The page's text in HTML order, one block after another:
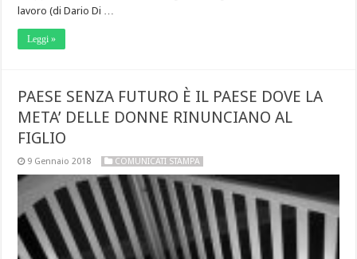
lavoro (di Dario Di …
Leggi »
PAESE SENZA FUTURO È IL PAESE DOVE LA
META’ DELLE DONNE RINUNCIANO AL
FIGLIO
9 Gennaio 2018 COMUNICATI STAMPA